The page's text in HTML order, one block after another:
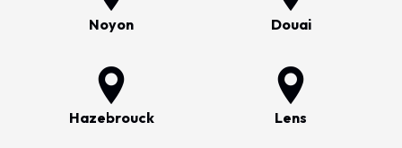
Noyon Douai
Hazebrouck Lens